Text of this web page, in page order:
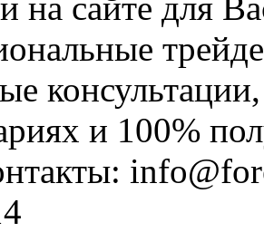
и 100%